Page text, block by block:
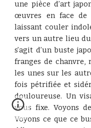
une pièce d’art
œuvres en face de
laissant couler
vers un autre lieu
s’agit d’un buste
franges de chanvre,
les unes sur les
fois pétrifiée et
douloureuse. Un
vous fixe. Voyons
Voyons ce que ce